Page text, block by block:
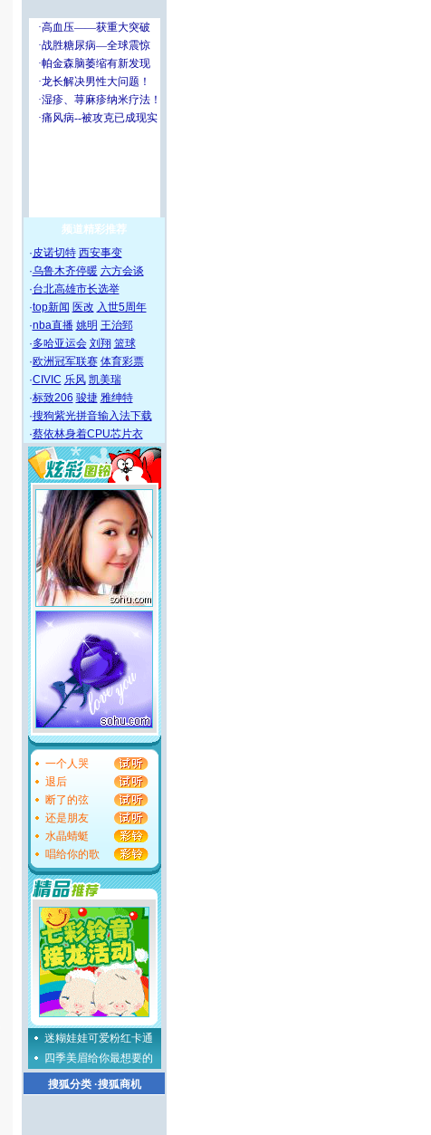
频道精彩推荐
·皮诺切特 西安事变
·乌鲁木齐停暖 六方会谈
·台北高雄市长选举
·top新闻 医改 入世5周年
·nba直播 姚明 王治郅
·多哈亚运会 刘翔 篮球
·欧洲冠军联赛 体育彩票
·CIVIC 乐风 凯美瑞
·标致206 骏捷 雅绅特
·搜狗紫光拼音输入法下载
·蔡依林身着CPU芯片衣
一个人哭
退后
断了的弦
还是朋友
水晶蜻蜓
唱给你的歌
迷糊娃娃可爱粉红卡通
四季美眉给你最想要的
搜狐分类·搜狐商机